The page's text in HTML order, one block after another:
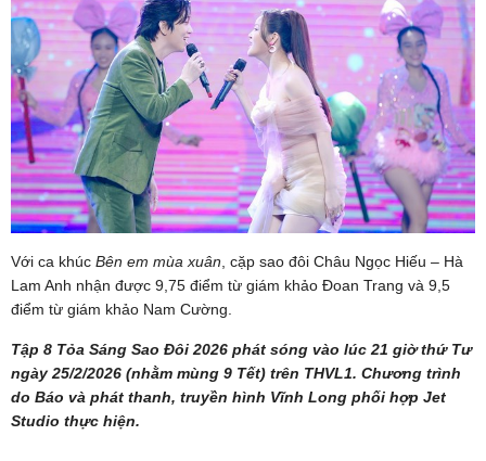
Với ca khúc Bên em mùa xuân , cặp sao đôi Châu Ngọc Hiếu – Hà
Lam Anh nhận được 9,75 điểm từ giám khảo Đoan Trang và 9,5
điểm từ giám khảo Nam Cường.
Tập 8 Tỏa Sáng Sao Đôi 2026 phát sóng vào lúc 21 giờ thứ Tư
ngày 25/2/2026 (nhằm mùng 9 Tết) trên THVL1. Chương trình
do Báo và phát thanh, truyền hình Vĩnh Long phối hợp Jet
Studio thực hiện.